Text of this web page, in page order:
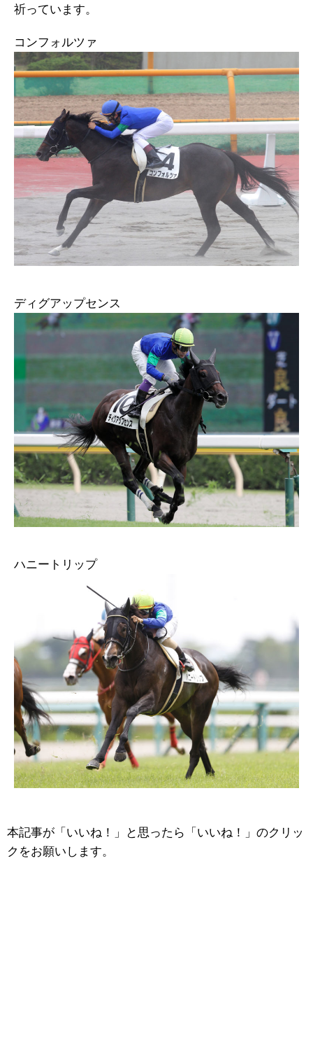
祈っています。
コンフォルツァ
ディグアップセンス
ハニートリップ
本記事が「いいね！」と思ったら「いいね！」のクリッ
クをお願いします。